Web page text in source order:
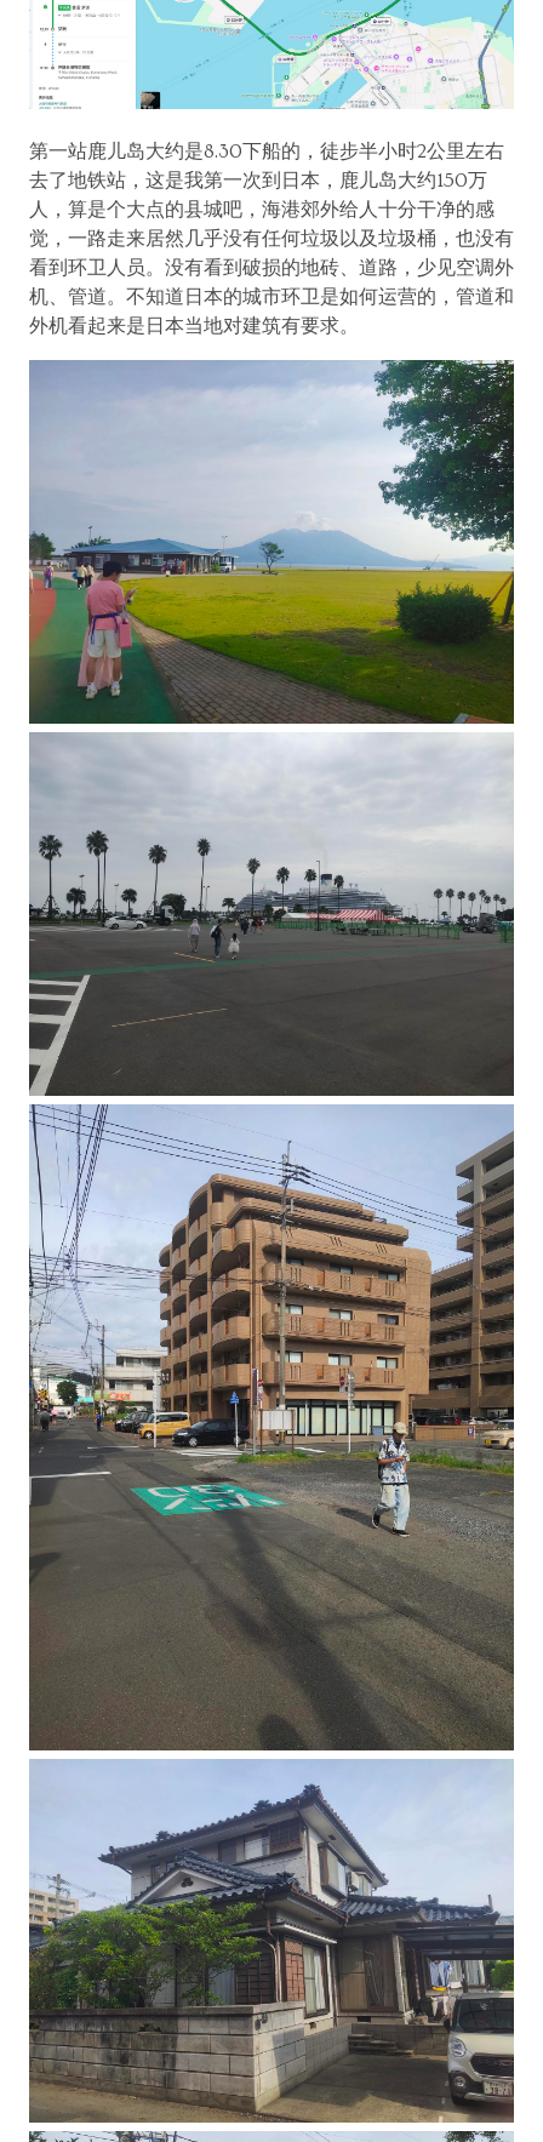
第一站鹿儿岛大约是8.30下船的，徒步半小时2公里左右
去了地铁站，这是我第一次到日本，鹿儿岛大约150万
人，算是个大点的县城吧，海港郊外给人十分干净的感
觉，一路走来居然几乎没有任何垃圾以及垃圾桶，也没有
看到环卫人员。没有看到破损的地砖、道路，少见空调外
机、管道。不知道日本的城市环卫是如何运营的，管道和
外机看起来是日本当地对建筑有要求。